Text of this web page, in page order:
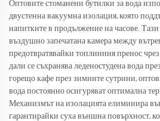
Оптовите стоманени бутилки за вода
двустенна вакуумна изолация, която
напитките в продължение на часове. Тази
въздушно запечатана камера между
предотвратявайки топлинния пренос
дали се съхранява леденостудена вода
горещо кафе през зимните сутрини,
вода постоянно осигуряват оптимална
Механизмът на изолацията елиминира
гарантирайки суха външна повърхност,